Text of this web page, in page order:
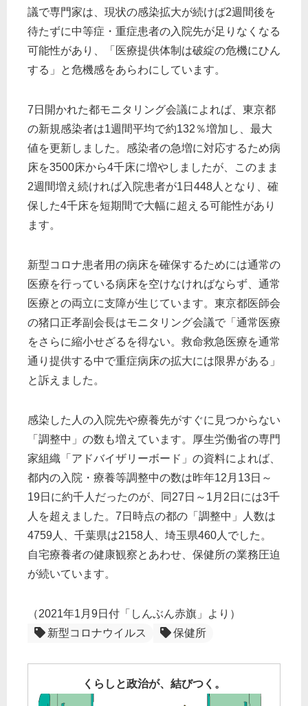
議で専門家は、現状の感染拡大が続けば2週間後を
待たずに中等症・重症患者の入院先が足りなくなる
可能性があり、「医療提供体制は破綻の危機にひん
する」と危機感をあらわにしています。
7日開かれた都モニタリング会議によれば、東京都
の新規感染者は1週間平均で約132％増加し、最大
値を更新しました。感染者の急増に対応するため病
床を3500床から4千床に増やしましたが、このまま
2週間増え続ければ入院患者が1日448人となり、確
保した4千床を短期間で大幅に超える可能性があり
ます。
新型コロナ患者用の病床を確保するためには通常の
医療を行っている病床を空けなければならず、通常
医療との両立に支障が生じています。東京都医師会
の猪口正孝副会長はモニタリング会議で「通常医療
をさらに縮小せざるを得ない。救命救急医療を通常
通り提供する中で重症病床の拡大には限界がある」
と訴えました。
感染した人の入院先や療養先がすぐに見つからない
「調整中」の数も増えています。厚生労働省の専門
家組織「アドバイザリーボード」の資料によれば、
都内の入院・療養等調整中の数は昨年12月13日～
19日に約千人だったのが、同27日～1月2日には3千
人を超えました。7日時点の都の「調整中」人数は
4759人、千葉県は2158人、埼玉県460人でした。
自宅療養者の健康観察とあわせ、保健所の業務圧迫
が続いています。
（2021年1月9日付「しんぶん赤旗」より）
新型コロナウイルス
保健所
くらしと政治が、結びつく。